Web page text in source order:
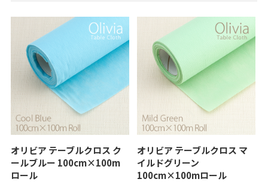
オリビア テーブルクロス ク
ールブルー 100cm×100m
ロール
オリビア テーブルクロス マ
イルドグリーン
100cm×100mロール